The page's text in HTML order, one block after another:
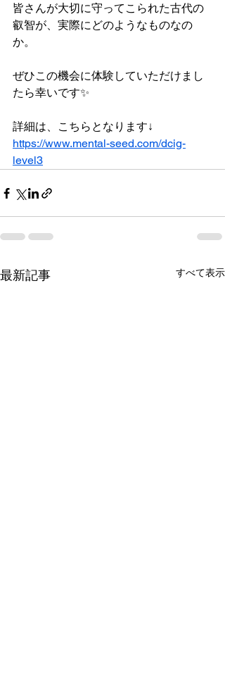
皆さんが大切に守ってこられた古代の
叡智が、実際にどのようなものなの
か。
ぜひこの機会に体験していただけまし
たら幸いです✨
詳細は、こちらとなります↓
https://www.mental-seed.com/dcig-
level3
最新記事 すべて表示